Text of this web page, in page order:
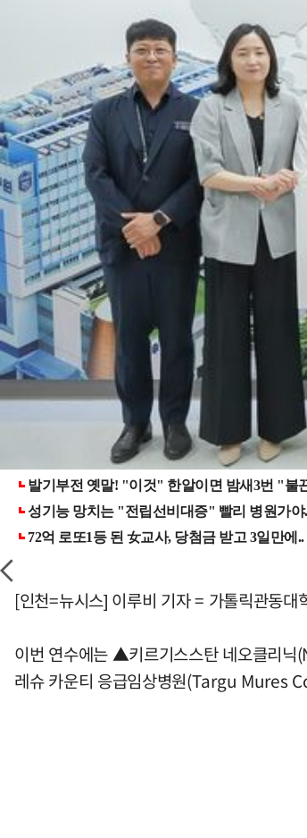
[인천=뉴시스] 이루비 기자 = 가톨릭관동
이번 연수에는 ▲키르기스스탄 네오클리
레슈 카운티 응급임상병원(Targu Mures